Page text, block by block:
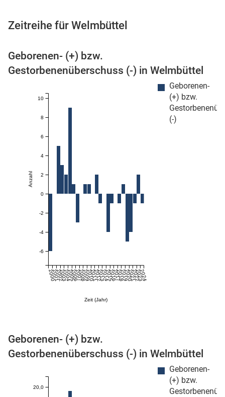
(Mikrozensus)
Zeitreihe für Welmbüttel
Geborenen- (+) bzw.
Gestorbenenüberschuss (-) in Welmbüttel
Geborenen-
(+) bzw.
(-)
Zeit (Jahr)
200020012002200320042005200620072008200920102011201220132014201520162017201820192020202120222023
2024
Anzahl
-6
-4
-2
0
2
4
6
8
10
Geborenen- (+) bzw.
Gestorbenenüberschuss (-) in Welmbüttel
Geborenen-
(+) bzw.
20,0